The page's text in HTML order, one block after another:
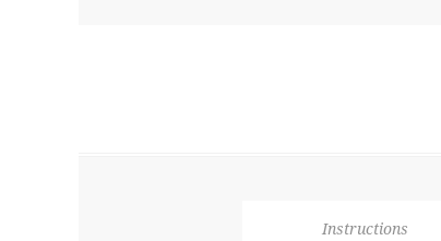
Instructions